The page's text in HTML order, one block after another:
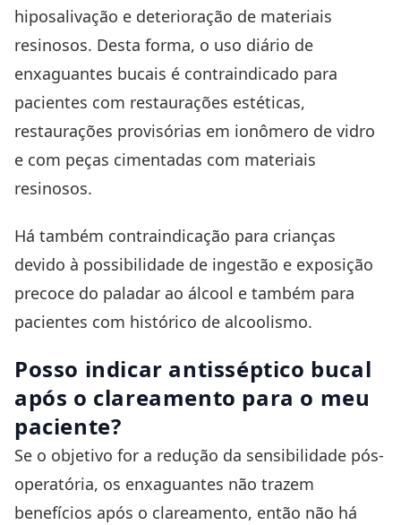
hiposalivação e deterioração de materiais
resinosos. Desta forma, o uso diário de
enxaguantes bucais é contraindicado para
pacientes com restaurações estéticas,
restaurações provisórias em ionômero de vidro
e com peças cimentadas com materiais
resinosos.
Há também contraindicação para crianças
devido à possibilidade de ingestão e exposição
precoce do paladar ao álcool e também para
pacientes com histórico de alcoolismo.
Posso indicar antisséptico bucal
após o clareamento para o meu
paciente?
Se o objetivo for a redução da sensibilidade pós-
operatória, os enxaguantes não trazem
benefícios após o clareamento, então não há